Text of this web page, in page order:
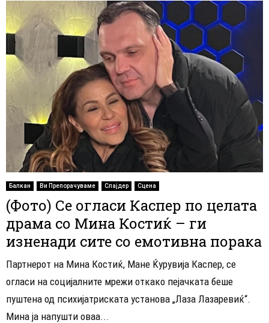
Балкан Ви Препорачуваме Слајдер Сцена
(Фото) Се огласи Каспер по целата
драма со Мина Костиќ – ги
изненади сите со емотивна порака
Партнерот на Мина Костиќ, Мане Ќурувија Каспер, се
огласи на социјалните мрежи откако пејачката беше
пуштена од психијатриската установа „Лаза Лазаревиќ“.
Мина ја напушти оваа...